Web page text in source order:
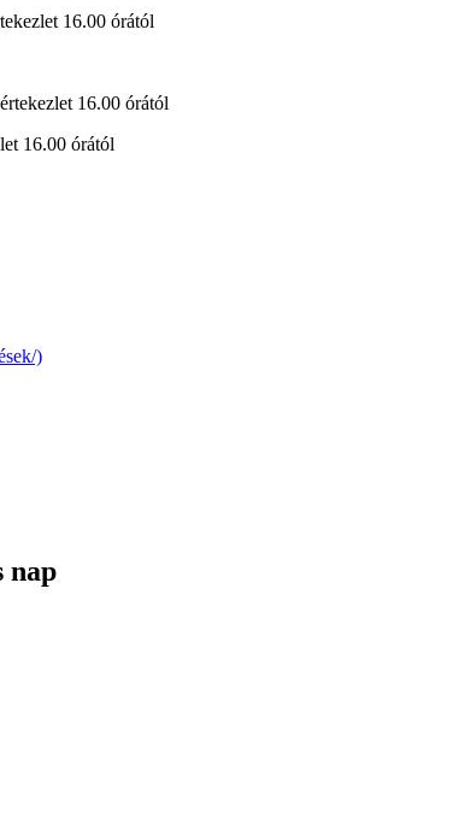
16.00 órától
16.00 órától
16.00 órától
)
nap